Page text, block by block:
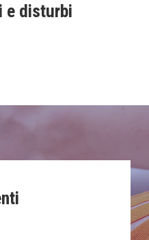
e disturbi